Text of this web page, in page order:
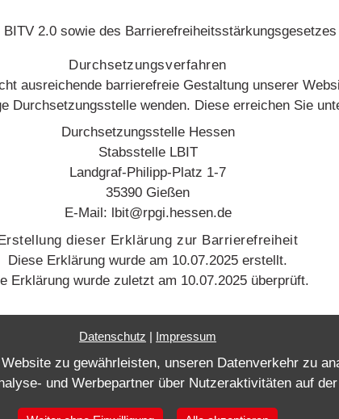
2.0 sowie des
Durchsetzungsverfahren
ausreichende barrierefreie Gestaltung unserer
Durchsetzungsstelle wenden. Diese erreichen Sie
Durchsetzungsstelle Hessen
Stabsstelle LBIT
Landgraf-Philipp-Platz 1-7
35390 Gießen
E-Mail: lbit@rpgi.hessen.de
dieser Erklärung zur Barrierefreiheit
Diese Erklärung wurde am 10.07.2025 erstellt.
Erklärung wurde zuletzt am 10.07.2025 überprüft.
Datenschutz | Impressum
zu gewährleisten, unseren Datenverkehr zu
und Werbepartner über Nutzeraktivitäten auf